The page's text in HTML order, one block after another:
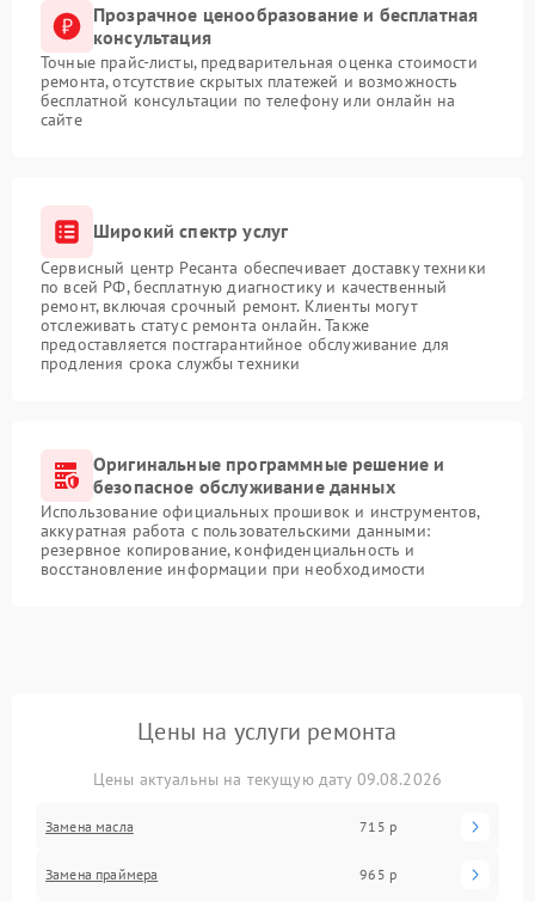
Прозрачное ценообразование и бесплатная
консультация
Точные прайс-листы, предварительная оценка стоимости
ремонта, отсутствие скрытых платежей и возможность
бесплатной консультации по телефону или онлайн на
сайте
Широкий спектр услуг
Сервисный центр Ресанта обеспечивает доставку техники
по всей РФ, бесплатную диагностику и качественный
ремонт, включая срочный ремонт. Клиенты могут
отслеживать статус ремонта онлайн. Также
предоставляется постгарантийное обслуживание для
продления срока службы техники
Оригинальные программные решение и
безопасное обслуживание данных
Использование официальных прошивок и инструментов,
аккуратная работа с пользовательскими данными:
резервное копирование, конфиденциальность и
восстановление информации при необходимости
Цены на услуги ремонта
Цены актуальны на текущую дату 09.08.2026
Замена масла 715 р
Замена праймера 965 р